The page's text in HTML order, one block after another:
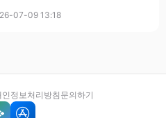
07-09 13:18
인정보처리방침 문의하기